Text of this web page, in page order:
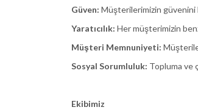
Güven: Müşterilerimizin güvenini
Yaratıcılık: Her müşterimizin
Müşteri Memnuniyeti:
Sosyal Sorumluluk: Topluma ve
Ekibimiz